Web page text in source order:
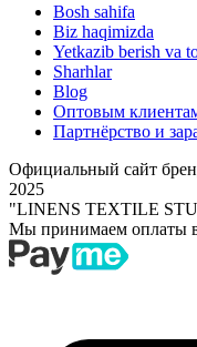
Bosh sahifa
Biz haqimizda
Yetkazib berish va
Sharhlar
Blog
Оптовым
Партнёрство и
Официальный сайт
2025
"LINENS TEXTILE
Мы принимаем оплаты